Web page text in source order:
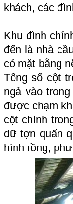
khách, các
Khu đình
đến là nhà
có mặt bằng
Tổng số cột
ngả vào
được chạm
cột chính
dữ tợn quấn
hình rồng,